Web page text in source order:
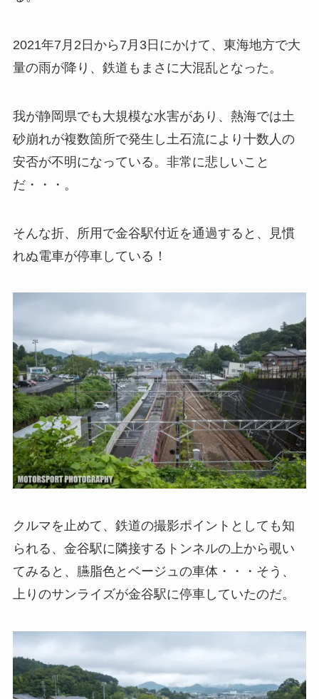
2021年7月2日から7月3日にかけて、東海地方で大
量の雨が降り、鉄道もまさに大混乱となった。
我が静岡県でも大規模な水害があり、熱海では土
砂崩れが複数箇所で発生し土石流により十数人の
安否が不明になっている。非常に悲しいこと
だ・・・。
そんな折、所用で金谷駅付近を通過すると、見慣
れぬ電車が停車している！
クルマを止めて、鉄道の撮影ポイントとしても知
られる、金谷駅に隣接するトンネルの上から覗い
てみると、臙脂色とベージュの車体・・・そう、
上りのサンライズが金谷駅に停車していたのだ。